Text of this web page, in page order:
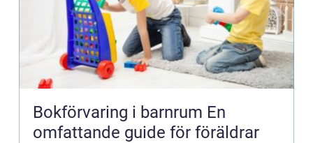
Bokförvaring i barnrum En
omfattande guide för föräldrar